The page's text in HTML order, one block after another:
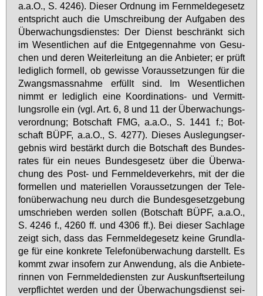
a.a.O., S. 4246). Die­ser Ord­nung im Fern­mel­de­ge­setz
ent­spricht auch die Um­schrei­bung der Auf­ga­ben des
Über­wa­chungs­diens­tes: Der Dienst be­schränkt sich
im We­sent­li­chen auf die Ent­ge­gen­nah­me von Ge­su­
chen und de­ren Wei­ter­lei­tung an die An­bie­ter; er prüft
le­dig­lich for­mell, ob ge­wis­se Vor­aus­set­zun­gen für die
Zwangs­mass­nah­me er­füllt sind. Im We­sent­li­chen
nimmt er le­dig­lich ei­ne Ko­or­di­na­ti­ons- und Ver­mitt­
lungs­rol­le ein (vgl. Art. 6, 8 und 11 der Über­wa­chungs­
ver­ord­nung; Bot­schaft FMG, a.a.O., S. 1441 f.; Bot­
schaft BÜPF, a.a.O., S. 4277). Die­ses Aus­le­gungs­er­
geb­nis wird be­stärkt durch die Bot­schaft des Bun­des­
ra­tes für ein neu­es Bun­des­ge­setz über die Über­wa­
chung des Post- und Fern­mel­de­ver­kehrs, mit der die
for­mel­len und ma­te­ri­el­len Vor­aus­set­zun­gen der Te­le­
fon­über­wa­chung neu durch die Bun­des­ge­setz­ge­bung
um­schrie­ben wer­den sol­len (Bot­schaft BÜPF, a.a.O.,
S. 4246 f., 4260 ff. und 4306 ff.). Bei die­ser Sach­la­ge
zeigt sich, dass das Fern­mel­de­ge­setz kei­ne Grund­la­
ge für ei­ne kon­kre­te Te­le­fon­über­wa­chung dar­stellt. Es
kommt zwar in­so­fern zur An­wen­dung, als die An­bie­te­
rin­nen von Fern­mel­de­diens­ten zur Aus­kunfts­er­tei­lung
ver­pflich­tet wer­den und der Über­wa­chungs­dienst sei­